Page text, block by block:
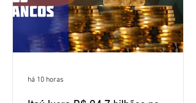
há 10 horas